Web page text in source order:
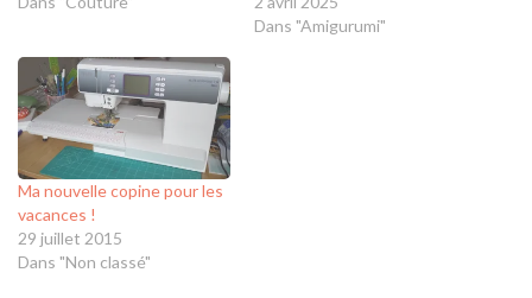
Dans "Amigurumi"
Ma nouvelle copine pour les
vacances !
29 juillet 2015
Dans "Non classé"